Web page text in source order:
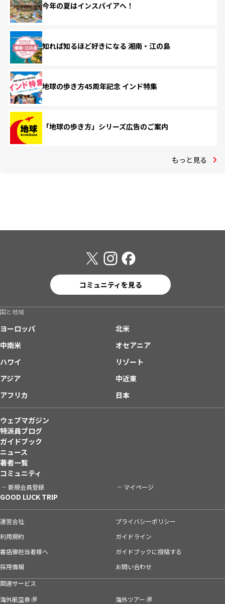
今年の夏はインスパイアへ！
知れば知るほど好きになる 湘南・江の島
地球の歩き方45周年記念 インド特集
「地球の歩き方」シリーズ広告のご案内
もっと見る
コミュニティを見る
国と地域
ヨーロッパ
北米
中南米
オセアニア
ハワイ
リゾート
アジア
中近東
アフリカ
日本
ウェブマガジン
特派員ブログ
ガイドブック
ニュース
著者一覧
コミュニティ
新規会員登録 マイページ
GOOD LUCK TRIP
運営会社
プライバシーポリシー
利用規約
ガイドライン
書店御担当者様へ
ガイドブックに投稿する
採用情報
お問い合わせ
関連サービス
海外航空券
海外ツアー